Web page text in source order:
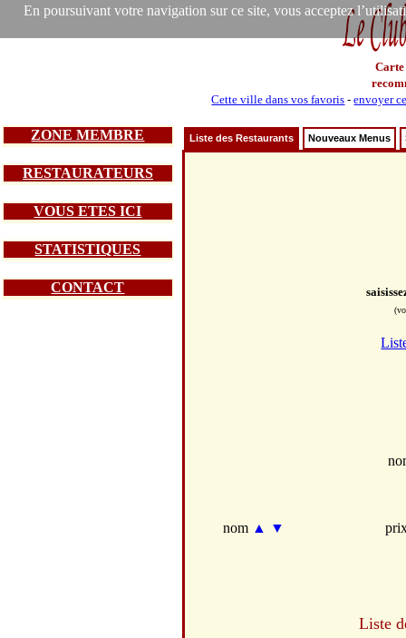
En poursuivant votre navigation sur ce site, vous acceptez
Carte
Cette ville dans vos favoris -envoyer
ZONE MEMBRE
RESTAURATEURS
VOUS ETES ICI
STATISTIQUES
CONTACT
Liste des Restaurants Nouveaux Menus
nom ▲ ▼
Liste